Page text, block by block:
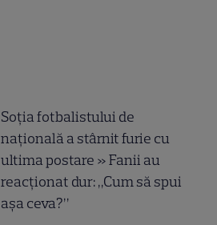
Soția fotbalistului de
națională a stârnit furie cu
ultima postare » Fanii au
reacționat dur: „Cum să spui
așa ceva?”